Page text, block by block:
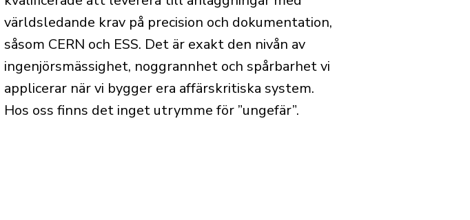
världsledande krav på precision och dokumentation,
såsom CERN och ESS. Det är exakt den nivån av
ingenjörsmässighet, noggrannhet och spårbarhet vi
applicerar när vi bygger era affärskritiska system.
Hos oss finns det inget utrymme för ”ungefär”.